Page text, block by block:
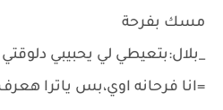
مسك بفرحة
_بلال:بتعيطي لي يحبيبي دلوقتي
=انا فرحانه اوي،بس ياترا